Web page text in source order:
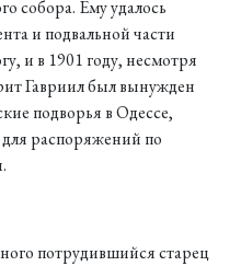
собора. Ему удалось
и подвальной части
и в 1901 году, несмотря
Гавриил был вынужден
подворья в Одессе,
распоряжений по
потрудившийся старец